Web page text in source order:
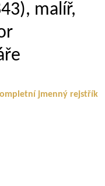
malíř,
jmenný rejstřík